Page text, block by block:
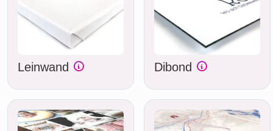
Leinwand Dibond